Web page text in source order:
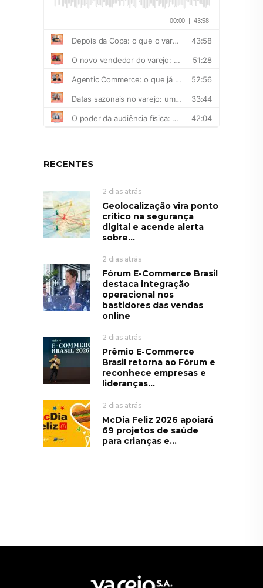
RECENTES
2 dias atrás
Geolocalização vira ponto
crítico na segurança
digital e acende alerta
sobre...
2 dias atrás
Fórum E-Commerce Brasil
destaca integração
operacional nos
bastidores das vendas
online
2 dias atrás
Prêmio E-Commerce
Brasil retorna ao Fórum e
reconhece empresas e
lideranças...
2 dias atrás
McDia Feliz 2026 apoiará
69 projetos de saúde
para crianças e...